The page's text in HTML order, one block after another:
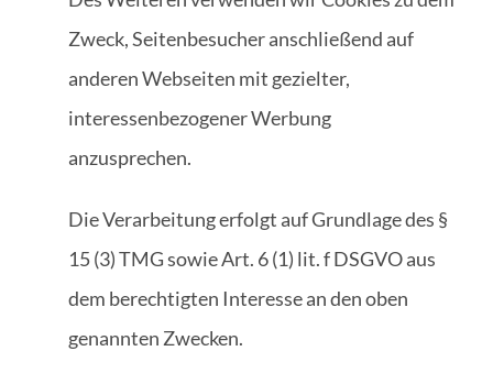
Zweck, Seitenbesucher anschließend auf
anderen Webseiten mit gezielter,
interessenbezogener Werbung
anzusprechen.
Die Verarbeitung erfolgt auf Grundlage des §
15 (3) TMG sowie Art. 6 (1) lit. f DSGVO aus
dem berechtigten Interesse an den oben
genannten Zwecken.